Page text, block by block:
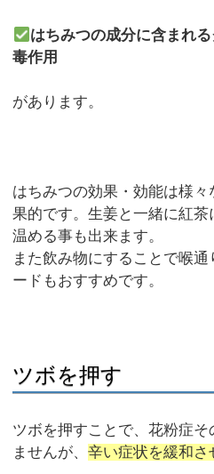
はちみつの成分に含まれ
毒作用
があります。
はちみつの効果・効能は様
果的です。生姜と一緒に紅
温める事も出来ます。
また飲み物にすることで喉
ードもおすすめです。
ツボを押す
ツボを押すことで、花粉症
ませんが、辛い症状を緩和さ